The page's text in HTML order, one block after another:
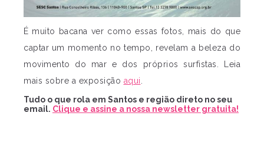
É muito bacana ver como essas fotos, mais do que
captar um momento no tempo, revelam a beleza do
movimento do mar e dos próprios surfistas. Leia
mais sobre a exposição aqui
Tudo o que rola em Santos e região direto no seu
email. Clique e assine a nossa newsletter gratuita!